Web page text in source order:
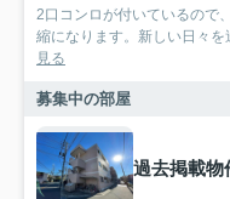
2口コンロが付いているので
縮になります。新しい日々
見る
募集中の部屋
過去掲載物